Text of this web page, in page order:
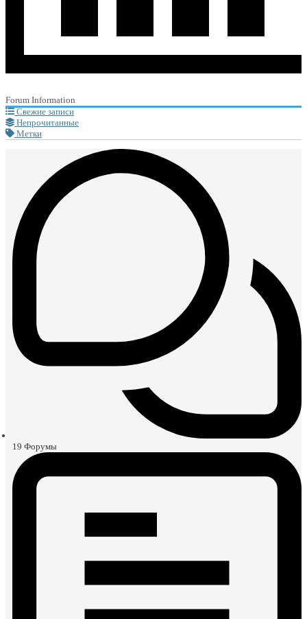
Forum Information
Свежие записи
Непрочитанные
Метки
19 Форумы